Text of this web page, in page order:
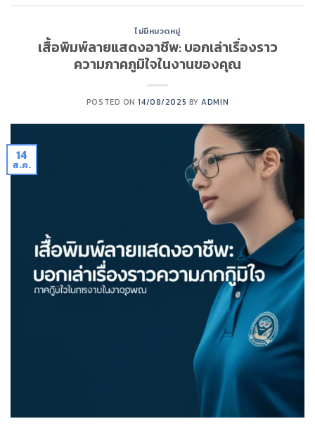
ไม่มีหมวดหมู่
เสื้อพิมพ์ลายแสดงอาชีพ: บอกเล่าเรื่องราว
ความภาคภูมิใจในงานของคุณ
POSTED ON14/08/2025 BYADMIN
14
ส.ค.